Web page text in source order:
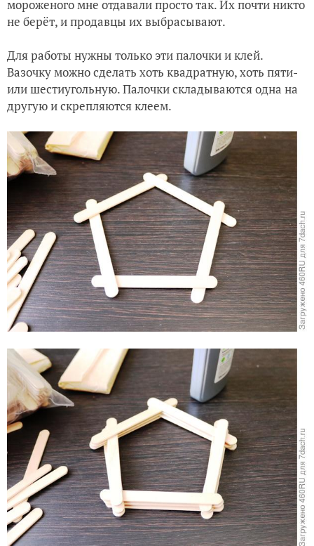
мороженого мне отдавали просто так. Их почти никто
не берёт, и продавцы их выбрасывают.
Для работы нужны только эти палочки и клей.
Вазочку можно сделать хоть квадратную, хоть пяти-
или шестиугольную. Палочки складываются одна на
другую и скрепляются клеем.